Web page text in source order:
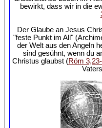
bewirkt, dass wir in die
Der Glaube an Jesus
"feste Punkt im All"
der Welt aus den Angeln
sind gesühnt, wenn du
Christus glaubst (Röm